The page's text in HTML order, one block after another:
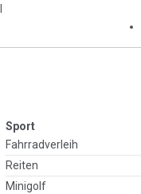
Sport
Fahrradverleih
Reiten
Minigolf